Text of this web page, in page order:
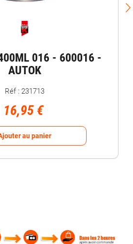
016 - 600016 -
AUTOK
Réf : 231713
16,95 €
au panier